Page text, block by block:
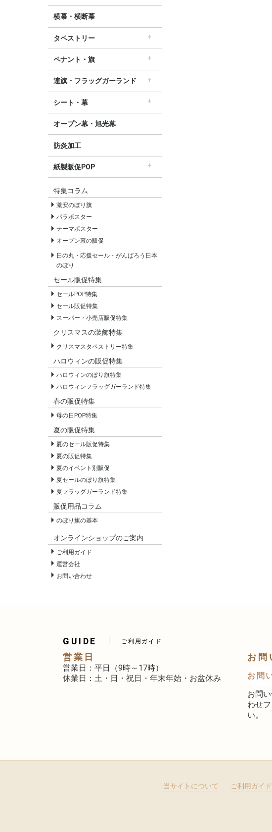
すべてのポスター
パラポスター（横長）
テーマポスター（正方形）
変形ポスター
セールポスター
▽季節から選ぶ
∟春ポスター
∟夏ポスター
∟秋・ハロウィンポスター
∟冬・お正月・初売りポスター
∟クリスマスポスター
∟バレンタインポスター
横幕・横断幕
タペストリー
すべてのタペストリー
防炎加工タペストリー（90×180cm）
∟春タペストリー
∟夏タペストリー
∟秋・ハロウィンタペストリー
∟冬・クリスマスタペストリー
∟お正月タペストリー
∟バレンタインデータペストリー
60cm幅タペストリー
45cm幅タペストリー
ワイドタペストリー
ペナント・旗
すべてのペナント・旗
ペナント
ビッグペナント
連旗・フラッグガーランド
すべての連旗・フラッグ
連続ペナント
フラッグガーランド
ウェーブペナント他
シート・幕
すべてのシート・幕
シート・ワゴン幕
テーブルクロス
デコレーションリボン
オープン幕・旭光幕
防炎加工
紙製販促POP
すべての紙製販促POP
セールPOP
特集コラム
激安のぼり旗
パラポスター
テーマポスター
オープン幕の販促
日の丸・応援セール・がんばろう日本
のぼり
セール販促特集
セールPOP特集
セール販促特集
スーパー・小売店販促特集
クリスマスの装飾特集
クリスマスタペストリー特集
ハロウィンの販促特集
ハロウィンのぼり旗特集
ハロウィンフラッグガーランド特集
春の販促特集
母の日POP特集
夏の販促特集
夏のセール販促特集
夏の販促特集
夏のイベント別販促
夏セールのぼり旗特集
夏フラッグガーランド特集
販促用品コラム
のぼり旗の基本
オンラインショップのご案内
ご利用ガイド
運営会社
お問い合わせ
GUIDE ご利用ガイド
営業日
営業日：平日（9時～17時）
休業日：土・日・祝日・年末年始・お盆休み
お問
お問
お問
わせ
い。
当サイトについて ご利用ガイド